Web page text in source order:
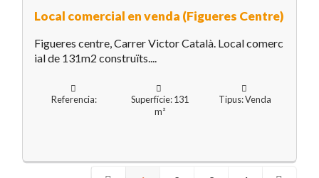
Local comercial en venda (Figueres Centre)
Figueres centre, Carrer Victor Català. Local comerc
ial de 131m2 construïts....
Referencia:
Superfície: 131
m²
Tipus: Venda